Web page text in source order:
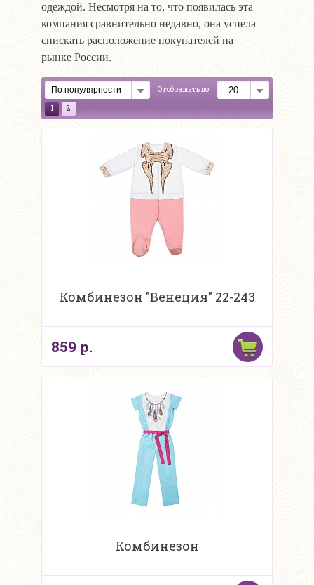
одеждой. Несмотря на то, что появилась эта
компания сравнительно недавно, она успела
снискать расположение покупателей на
рынке России.
Отображать по:
1 2
Комбинезон "Венеция" 22-243
859 р.
Комбинезон